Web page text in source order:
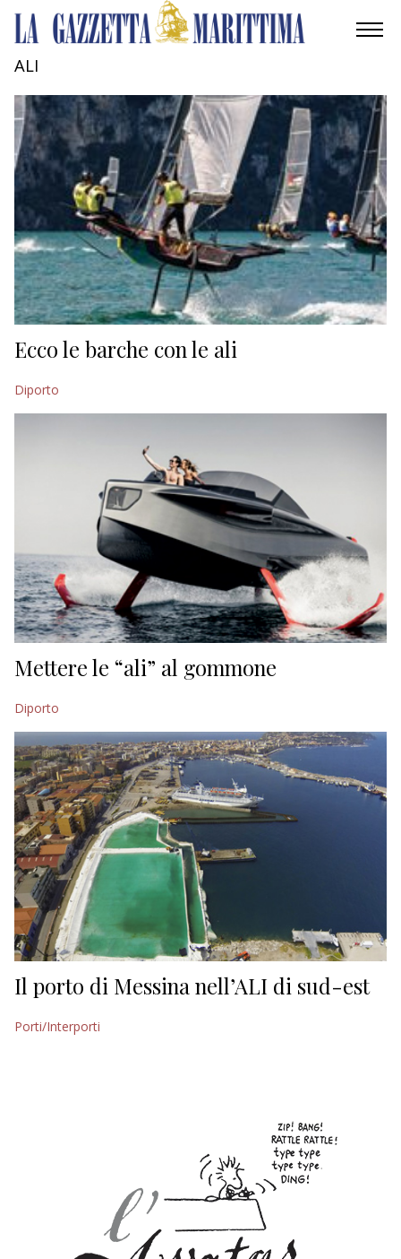
MOBILITÀ
INDUSTRIA
RICERCA
ECONOMIA
TURISMO
CULTURA
NAUTICA
ALI
Ecco le barche con le ali
Diporto
Mettere le “ali” al gommone
Diporto
Il porto di Messina nell’ALI di sud-est
Porti/Interporti